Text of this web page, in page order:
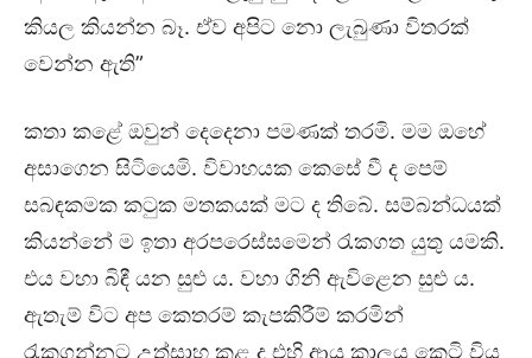
කියල කියන්න බෑ. ඒව අපිට නො ලැබුණා විතරක්
වෙන්න ඇති”
කතා කළේ ඔවුන් දෙදෙනා පමණක් තරමි. මම ඔහේ
අසාගෙන සිටියෙමි. විවාහයක කෙසේ වී ද පෙම්
සබඳකමක කටුක මතකයක් මට ද තිබේ. සම්බන්ධයක්
කියන්නේ ම ඉතා අරපරෙස්සමෙන් රැකගත යුතු යමකි.
එය වහා බිඳී යන සුළු ය. වහා ගිනි ඇවිළෙන සුළු ය.
ඇතැම් විට අප කෙතරම් කැපකිරීම් කරමින්
රැකගන්නට උත්සාහ කළ ද එහි ආයු කාලය කෙටි විය